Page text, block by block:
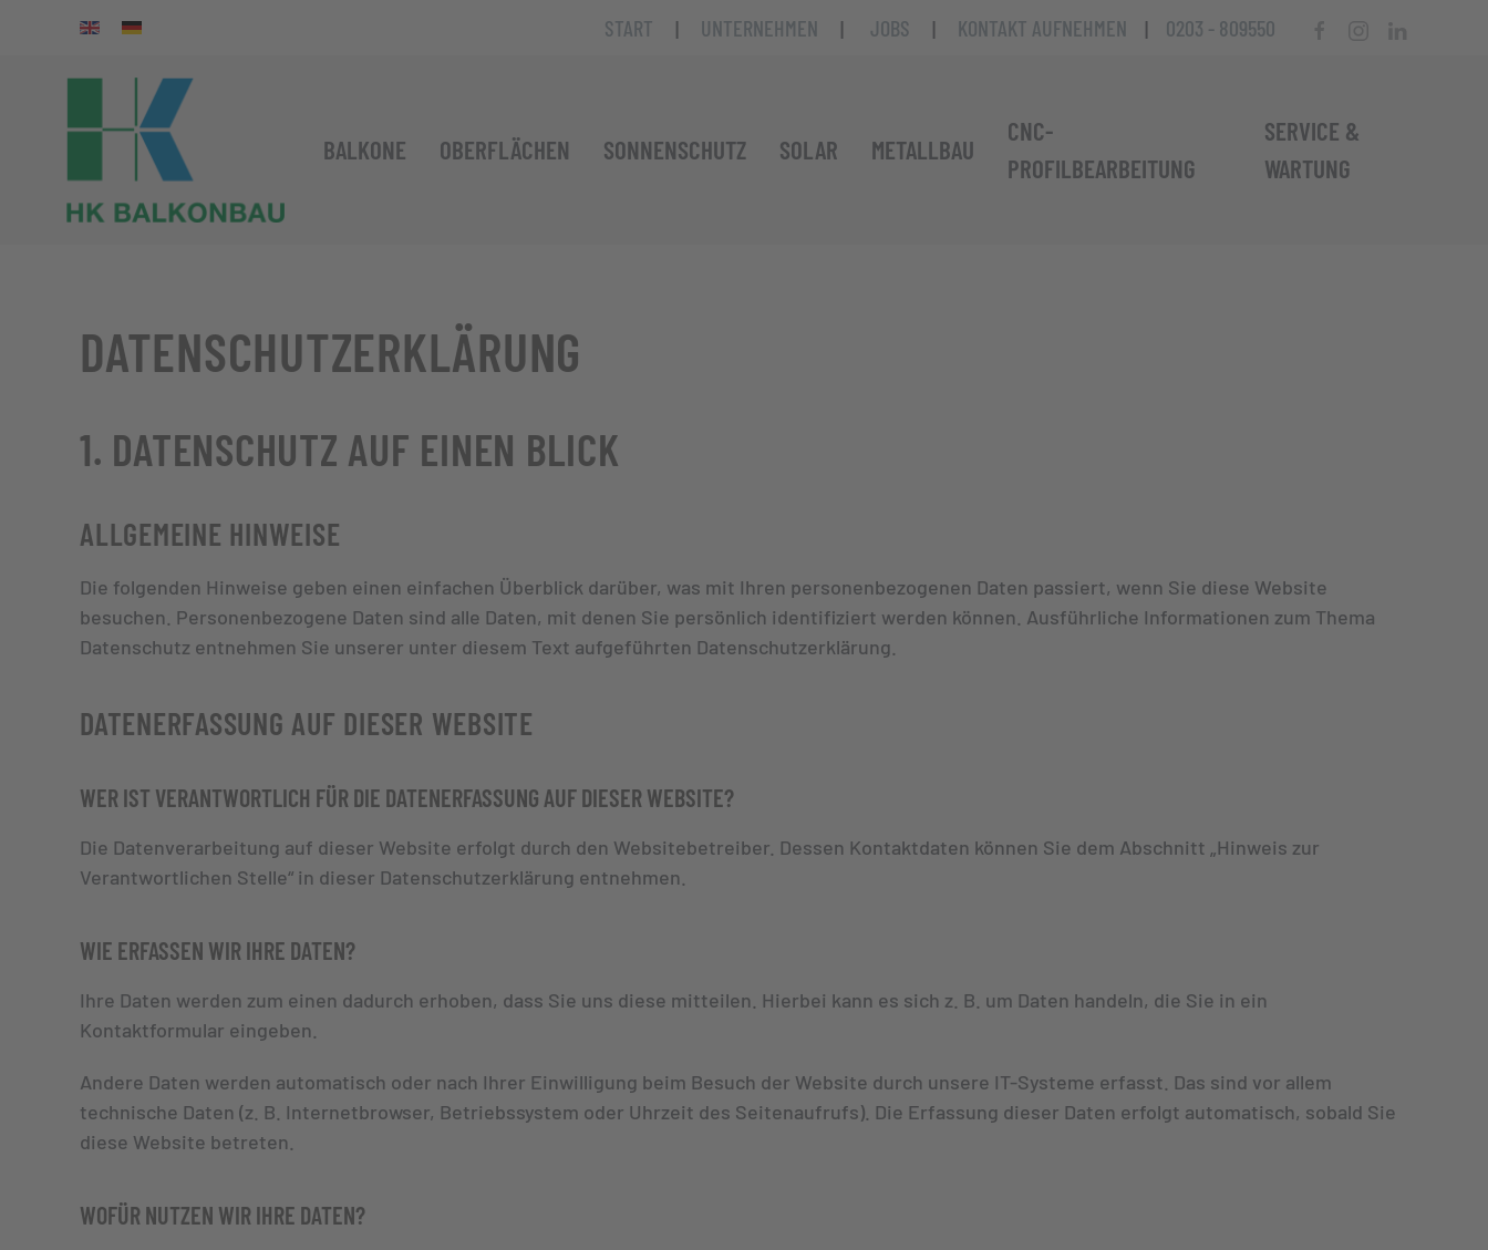
START | UNTERNEHMEN | JOBS | KONTAKT AUFNEHMEN | 0203 - 809550
BALKONE OBERFLÄCHEN SONNENSCHUTZ SOLAR METALLBAU
CNC-
PROFILBEARBEITUNG
SERVICE &
WARTUNG
DATENSCHUTZ­ERKLÄRUNG
1. DATENSCHUTZ AUF EINEN BLICK
ALLGEMEINE HINWEISE
Die folgenden Hinweise geben einen einfachen Überblick darüber, was mit Ihren personenbezogenen Daten passiert, wenn Sie diese Website
besuchen. Personenbezogene Daten sind alle Daten, mit denen Sie persönlich identifiziert werden können. Ausführliche Informationen zum Thema
Datenschutz entnehmen Sie unserer unter diesem Text aufgeführten Datenschutzerklärung.
DATENERFASSUNG AUF DIESER WEBSITE
WER IST VERANTWORTLICH FÜR DIE DATENERFASSUNG AUF DIESER WEBSITE?
Die Datenverarbeitung auf dieser Website erfolgt durch den Websitebetreiber. Dessen Kontaktdaten können Sie dem Abschnitt „Hinweis zur
Verantwortlichen Stelle“ in dieser Datenschutzerklärung entnehmen.
WIE ERFASSEN WIR IHRE DATEN?
Ihre Daten werden zum einen dadurch erhoben, dass Sie uns diese mitteilen. Hierbei kann es sich z. B. um Daten handeln, die Sie in ein
Kontaktformular eingeben.
Andere Daten werden automatisch oder nach Ihrer Einwilligung beim Besuch der Website durch unsere IT-Systeme erfasst. Das sind vor allem
technische Daten (z. B. Internetbrowser, Betriebssystem oder Uhrzeit des Seitenaufrufs). Die Erfassung dieser Daten erfolgt automatisch, sobald Sie
diese Website betreten.
WOFÜR NUTZEN WIR IHRE DATEN?